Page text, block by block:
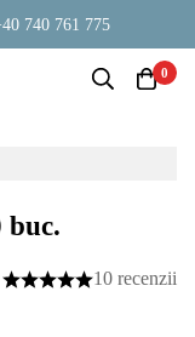
740 761 775
0
buc.
10 recenzii